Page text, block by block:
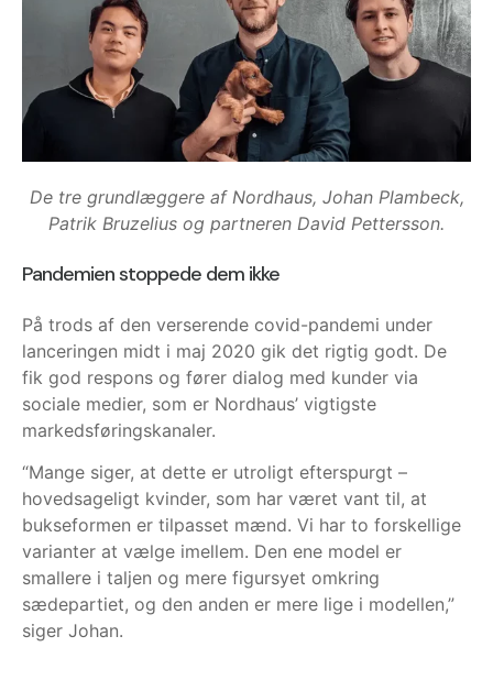
De tre grundlæggere af Nordhaus, Johan Plambeck,
Patrik Bruzelius og partneren David Pettersson.
Pandemien stoppede dem ikke
På trods af den verserende covid-pandemi under
lanceringen midt i maj 2020 gik det rigtig godt. De
fik god respons og fører dialog med kunder via
sociale medier, som er Nordhaus’ vigtigste
markedsføringskanaler.
“Mange siger, at dette er utroligt efterspurgt –
hovedsageligt kvinder, som har været vant til, at
bukseformen er tilpasset mænd. Vi har to forskellige
varianter at vælge imellem. Den ene model er
smallere i taljen og mere figursyet omkring
sædepartiet, og den anden er mere lige i modellen,”
siger Johan.